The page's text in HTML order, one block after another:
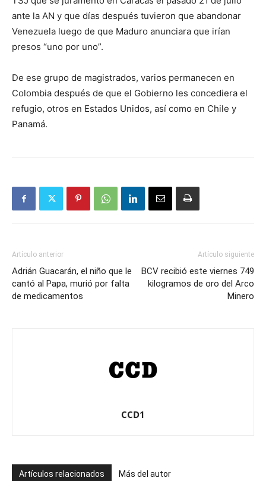
ante la AN y que días después tuvieron que abandonar
Venezuela luego de que Maduro anunciara que irían
presos “uno por uno”.
De ese grupo de magistrados, varios permanecen en
Colombia después de que el Gobierno les concediera el
refugio, otros en Estados Unidos, así como en Chile y
Panamá.
Artículo anterior
Adrián Guacarán, el niño que le
cantó al Papa, murió por falta
de medicamentos
Artículo siguiente
BCV recibió este viernes 749
kilogramos de oro del Arco
Minero
CCD1
Artículos relacionados Más del autor